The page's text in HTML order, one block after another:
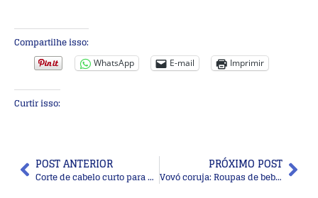
Compartilhe isso:
WhatsApp E-mail Imprimir
Curtir isso:
POST ANTERIOR
Corte de cabelo curto para senhoras orientais
PRÓXIMO POST
Vovó coruja: Roupas de bebê com bordado